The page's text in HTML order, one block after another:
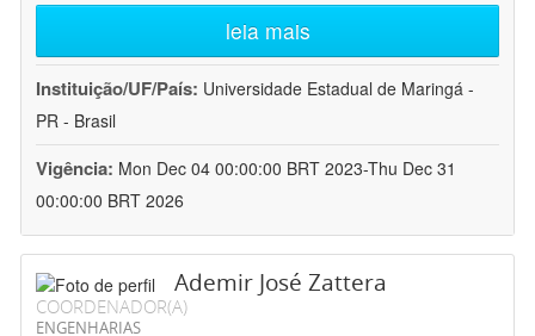
leia mais
Instituição/UF/País: Universidade Estadual de Maringá -
PR - Brasil
Vigência: Mon Dec 04 00:00:00 BRT 2023-Thu Dec 31
00:00:00 BRT 2026
Ademir José Zattera
COORDENADOR(A)
ENGENHARIAS